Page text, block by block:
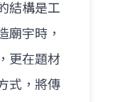
結構是工
廟宇時，
更在題材
式，將傳